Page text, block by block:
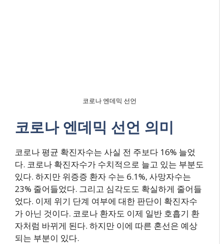
코로나 엔데믹 선언
코로나 엔데믹 선언 의미
코로나 평균 확진자수는 사실 전 주보다 16% 늘었
다. 코로나 확진자수가 수치적으로 늘고 있는 부분도
있다. 하지만 위증증 환자 수는 6.1%, 사망자수는
23% 줄어들었다. 그리고 심각도도 확실하게 줄어들
었다. 이제 위기 단계 여부에 대한 판단이 확진자수
가 아닌 것이다. 코로나 환자도 이제 일반 호흡기 환
자처럼 바뀌게 된다. 하지만 이에 따른 혼선은 예상
되는 부분이 있다.